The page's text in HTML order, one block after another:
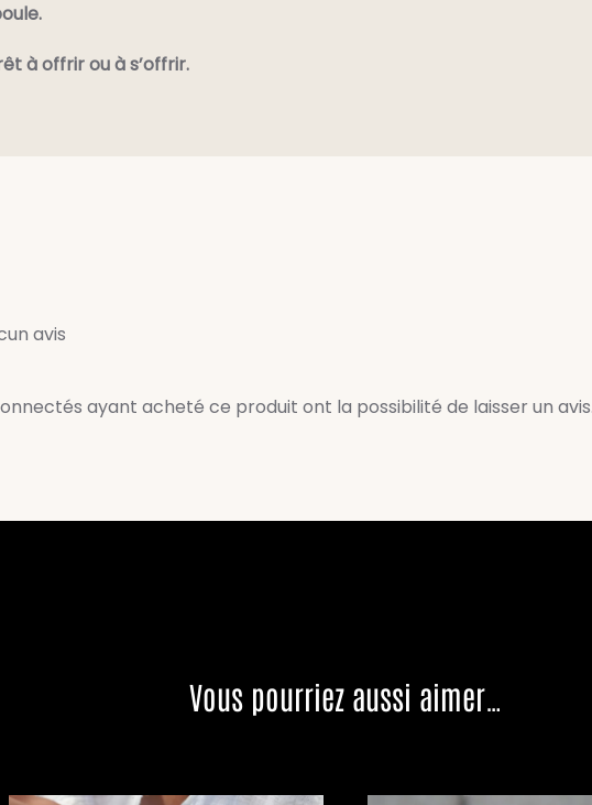
à offrir ou à s’offrir.
avis
ayant acheté ce produit ont la possibilité de laisser un
Vous pourriez aussi aimer…